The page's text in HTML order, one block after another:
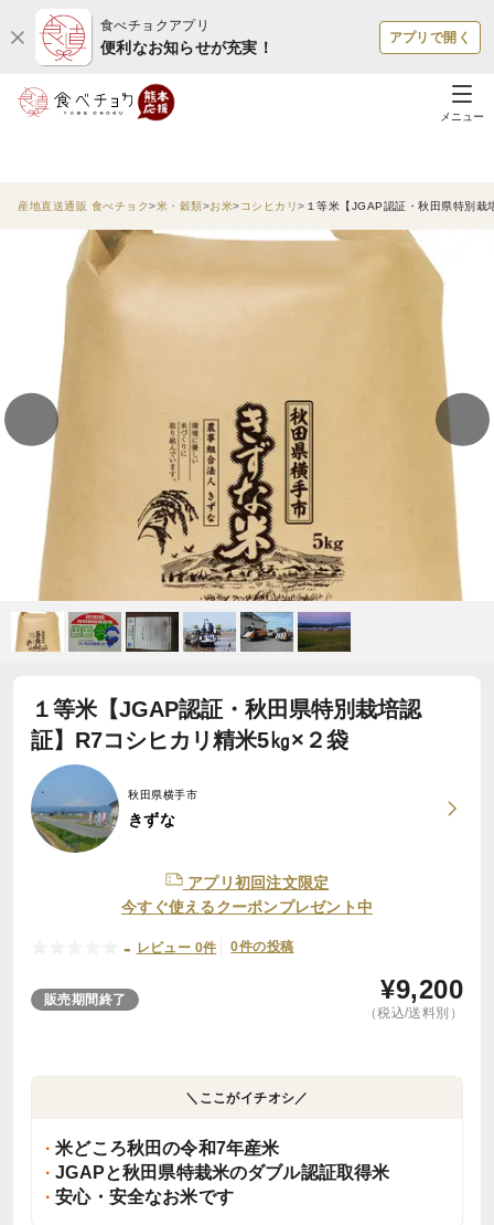
食べチョクアプリ
便利なお知らせが充実！
アプリで開く
メニュー
産地直送通販 食べチョク 米・穀類 お米 コシヒカリ １等米【JGAP認証・秋田県特別
１等米【JGAP認証・秋田県特別栽培認
証】R7コシヒカリ精米5㎏×２袋
秋田県横手市
きずな
アプリ初回注文限定
今すぐ使えるクーポンプレゼント中
- レビュー 0件 0件の投稿
販売期間終了 ¥9,200
（税込/送料別）
＼ここがイチオシ／
米どころ秋田の令和7年産米
JGAPと秋田県特栽米のダブル認証取得米
安心・安全なお米です